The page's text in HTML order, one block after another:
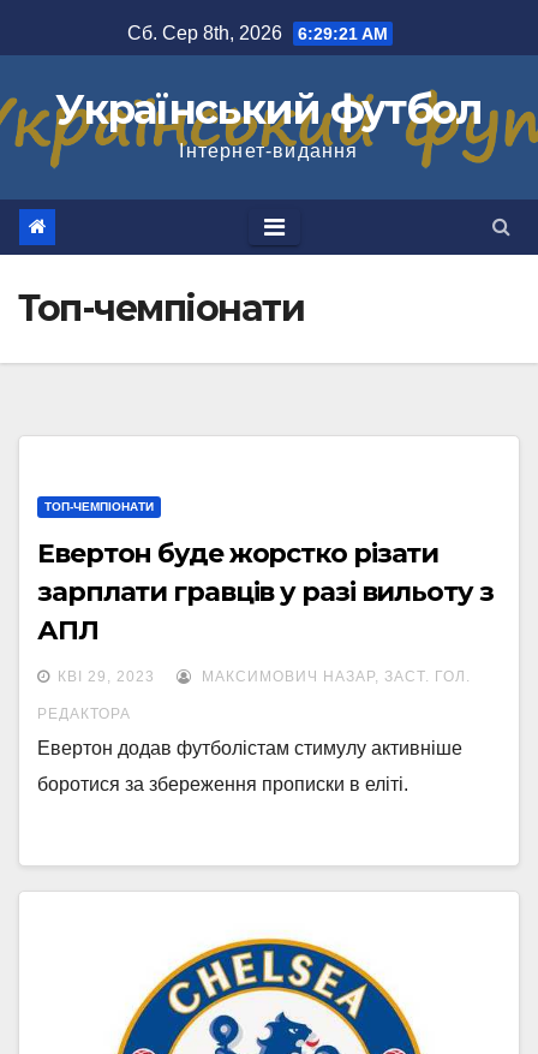
до
Сб. Сер 8th, 2026 6:29:22 AM
Український футбол
Інтернет-видання
Топ-чемпіонати
ТОП-ЧЕМПІОНАТИ
Евертон буде жорстко різати
зарплати гравців у разі вильоту з
АПЛ
КВІ 29, 2023 МАКСИМОВИЧ НАЗАР, ЗАСТ. ГОЛ.
РЕДАКТОРА
Евертон додав футболістам стимулу активніше
боротися за збереження прописки в еліті.